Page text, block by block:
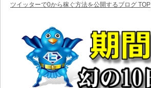
ツイッターで0から稼ぐ方法を公開するブログ TOP